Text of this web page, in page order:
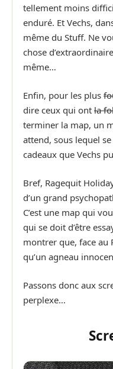
tellement moins
enduré. Et Vechs,
même du Stuff. Ne
chose
même…
Enfin, pour les plus
dire ceux qui ont la
terminer la map, un
attend, sous lequel
cadeaux que Vechs
Bref, Ragequit
d’un grand
C’est une map qui
qui se doit d’être
montrer que, face au
qu’un agneau
Passons donc aux
perplexe…